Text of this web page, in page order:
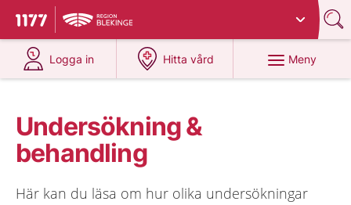
Till startsidan för 1177
Du har valt region
Logga in
på 1177.se
Hitta vård
på 1177.se
Meny
Undersökning &
behandling
Här kan du läsa om hur olika undersökningar